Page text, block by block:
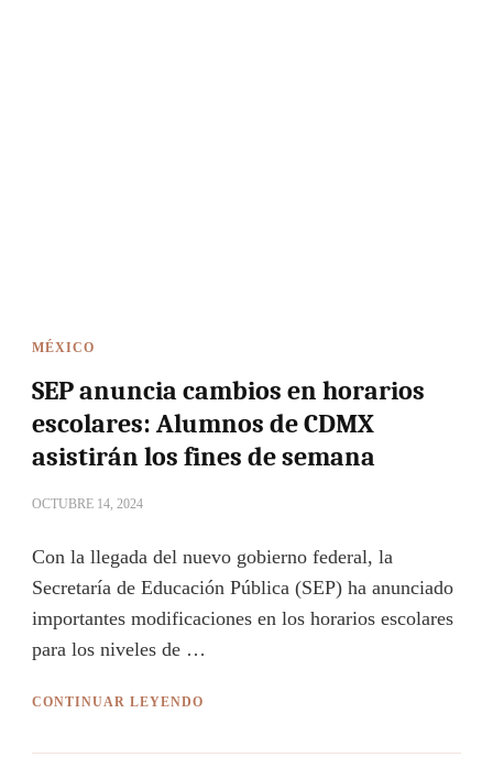
MÉXICO
SEP anuncia cambios en horarios
escolares: Alumnos de CDMX
asistirán los fines de semana
OCTUBRE 14, 2024
Con la llegada del nuevo gobierno federal, la
Secretaría de Educación Pública (SEP) ha anunciado
importantes modificaciones en los horarios escolares
para los niveles de …
CONTINUAR LEYENDO